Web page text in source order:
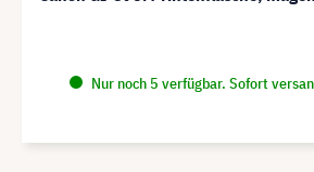
Nur noch 5 verfügbar. Sofort